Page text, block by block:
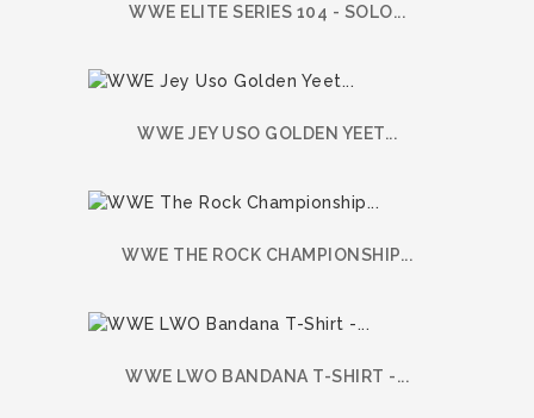
WWE ELITE SERIES 104 - SOLO...
WWE JEY USO GOLDEN YEET...
WWE THE ROCK CHAMPIONSHIP...
WWE LWO BANDANA T-SHIRT -...